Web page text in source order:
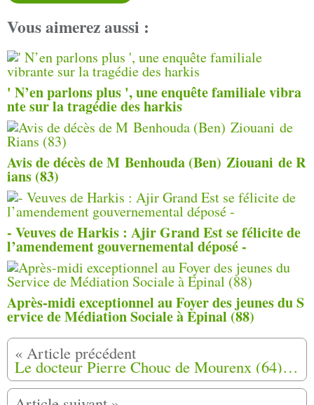
Vous aimerez aussi :
' N’en parlons plus ', une enquête familiale vibra
nte sur la tragédie des harkis
Avis de décès de M Benhouda (Ben) Ziouani de R
ians (83)
- Veuves de Harkis : Ajir Grand Est se félicite de
l’amendement gouvernemental déposé -
Après-midi exceptionnel au Foyer des jeunes du S
ervice de Médiation Sociale à Epinal (88)
Le docteur Pierre Chouc de Mourenx (64) qui s'est battu pour accueillir 5 familles de harkis, nous a quitté